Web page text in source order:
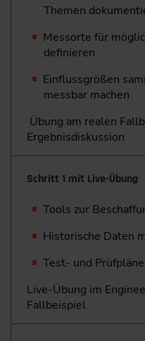
Themen
Messorte für
definieren
Einflussgrößen
messbar machen
Übung am realen
Ergebnisdiskussion
Schritt 1 mit Live-Übung
Tools zur
Historische Daten
Test- und
Live-Übung im
Fallbeispiel